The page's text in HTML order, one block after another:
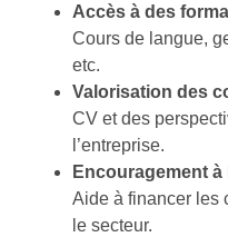
Accès à des
Cours de langue,
etc.
Valorisation des
CV et des
l’entreprise.
Encouragement
Aide à financer les
le secteur.